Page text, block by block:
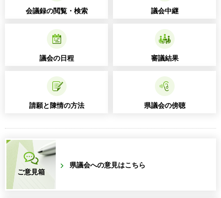
会議録の閲覧・検索 議会中継
議会の日程 審議結果
請願と陳情の方法 県議会の傍聴
ご意見箱
県議会への意見はこちら